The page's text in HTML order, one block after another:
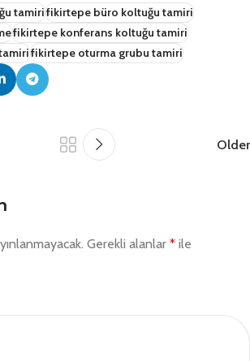
tamirifikirtepe büro koltuğu tamiri
fikirtepe konferans koltuğu tamiri
fikirtepe oturma grubu tamiri
Older
Gerekli alanlar * ile